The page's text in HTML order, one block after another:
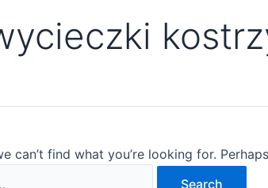
can’t find what you’re looking for.